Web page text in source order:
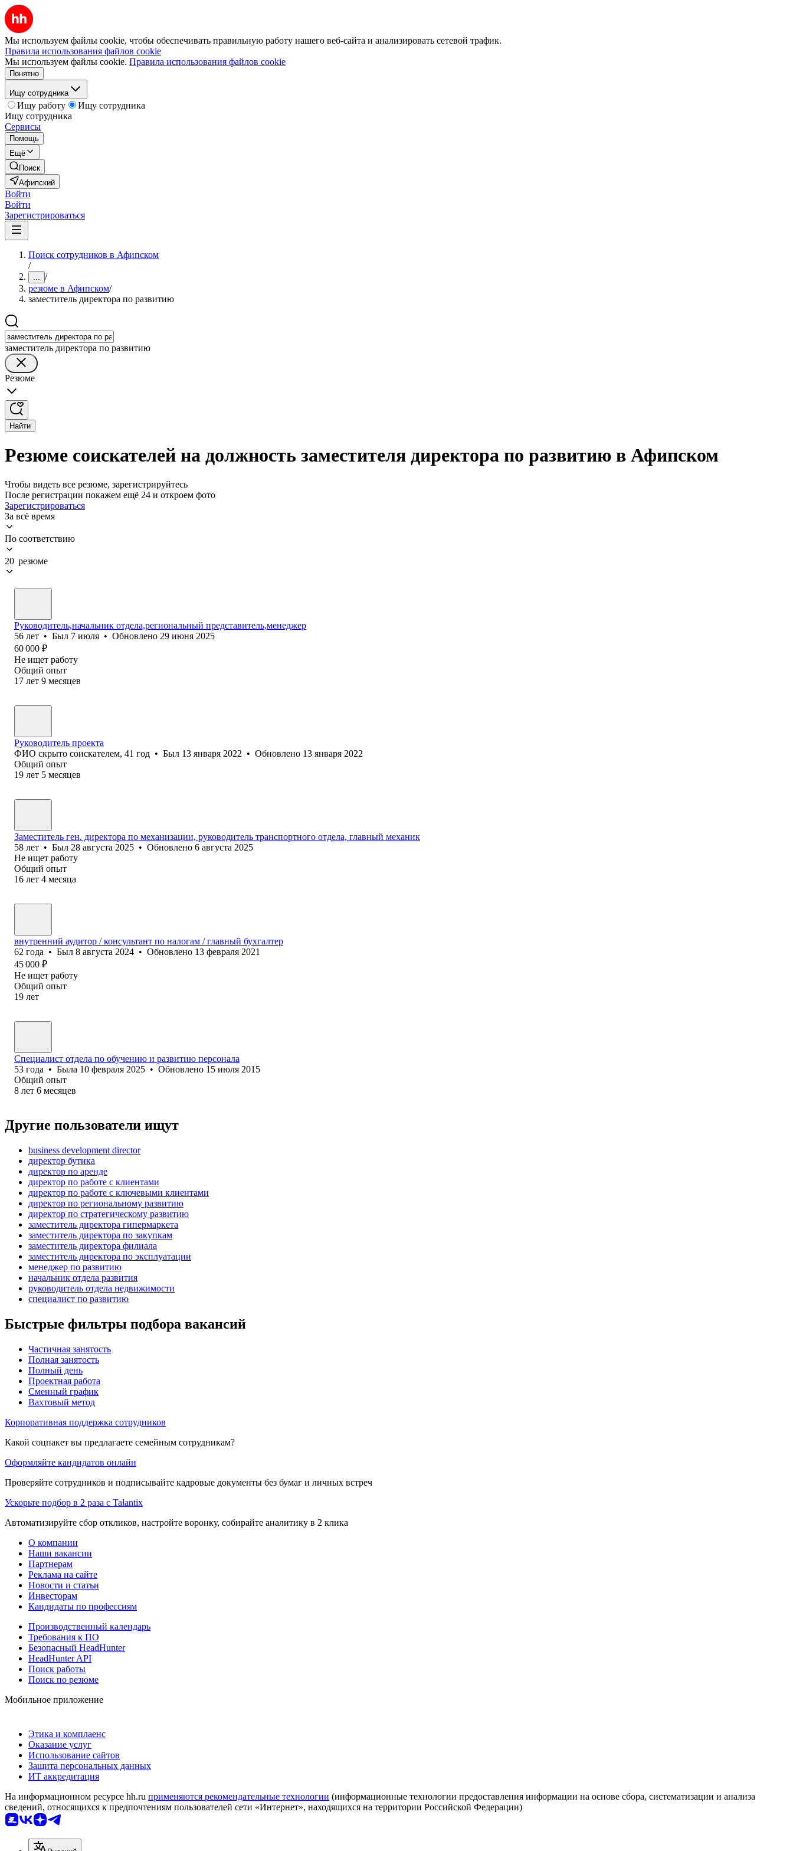
Мы используем файлы cookie, чтобы обеспечивать правильную работу нашего веб-сайта и анализировать сетевой трафик.
Правила использования файлов cookie
Мы используем файлы cookie. Правила использования файлов cookie
Понятно
Ищу сотрудника
Ищу работу
Ищу сотрудника
Ищу сотрудника
Сервисы
Помощь
Ещё
Поиск
Афипский
Войти
Войти
Зарегистрироваться
Поиск сотрудников в Афипском
/
... /
резюме в Афипском/
заместитель директора по развитию
заместитель директора по развитию
Резюме
Найти
Резюме соискателей на должность заместителя директора по развитию в Афипском
Чтобы видеть все резюме, зарегистрируйтесь
После регистрации покажем ещё 24 и откроем фото
Зарегистрироваться
За всё время
По соответствию
20 резюме
Руководитель,начальник отдела,региональный представитель,менеджер
56 лет • Был 7 июля • Обновлено 29 июня 2025
60 000 ₽
Не ищет работу
Общий опыт
17 лет 9 месяцев
Руководитель проекта
ФИО скрыто соискателем, 41 год • Был 13 января 2022 • Обновлено 13 января 2022
Общий опыт
19 лет 5 месяцев
Заместитель ген. директора по механизации, руководитель транспортного отдела, главный механик
58 лет • Был 28 августа 2025 • Обновлено 6 августа 2025
Не ищет работу
Общий опыт
16 лет 4 месяца
внутренний аудитор / консультант по налогам / главный бухгалтер
62 года • Был 8 августа 2024 • Обновлено 13 февраля 2021
45 000 ₽
Не ищет работу
Общий опыт
19 лет
Специалист отдела по обучению и развитию персонала
53 года • Была 10 февраля 2025 • Обновлено 15 июля 2015
Общий опыт
8 лет 6 месяцев
Другие пользователи ищут
business development director
директор бутика
директор по аренде
директор по работе с клиентами
директор по работе с ключевыми клиентами
директор по региональному развитию
директор по стратегическому развитию
заместитель директора гипермаркета
заместитель директора по закупкам
заместитель директора филиала
заместитель директора по эксплуатации
менеджер по развитию
начальник отдела развития
руководитель отдела недвижимости
специалист по развитию
Быстрые фильтры подбора вакансий
Частичная занятость
Полная занятость
Полный день
Проектная работа
Сменный график
Вахтовый метод
Корпоративная поддержка сотрудников
Какой соцпакет вы предлагаете семейным сотрудникам?
Оформляйте кандидатов онлайн
Проверяйте сотрудников и подписывайте кадровые документы без бумаг и личных встреч
Ускорьте подбор в 2 раза с Talantix
Автоматизируйте сбор откликов, настройте воронку, собирайте аналитику в 2 клика
О компании
Наши вакансии
Партнерам
Реклама на сайте
Новости и статьи
Инвесторам
Кандидаты по профессиям
Производственный календарь
Требования к ПО
Безопасный HeadHunter
HeadHunter API
Поиск работы
Поиск по резюме
Мобильное приложение
Этика и комплаенс
Оказание услуг
Использование сайтов
Защита персональных данных
ИТ аккредитация
На информационном ресурсе hh.ru применяются рекомендательные технологии (информационные технологии предоставления информации на основе сбора, систематизации и анализа
сведений, относящихся к предпочтениям пользователей сети «Интернет», находящихся на территории Российской Федерации)